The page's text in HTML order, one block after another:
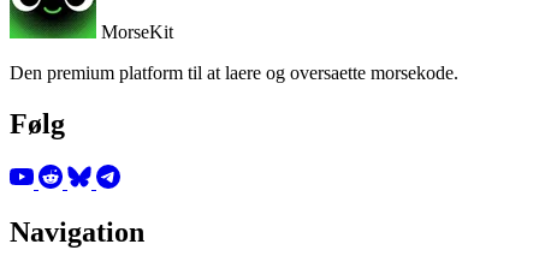
MorseKit
Den premium platform til at laere og oversaette morsekode.
Følg
Navigation